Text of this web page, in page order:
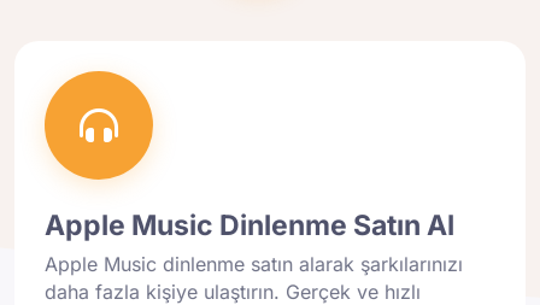
Apple Music Dinlenme Satın Al
Apple Music dinlenme satın alarak şarkılarınızı
daha fazla kişiye ulaştırın. Gerçek ve hızlı